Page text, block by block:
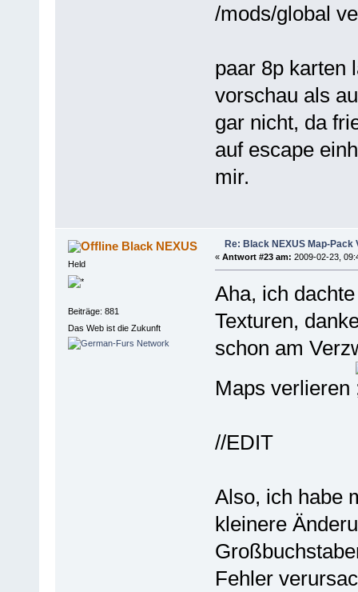
/mods/global
paar 8p karten
vorschau als
gar nicht, da
auf escape
mir.
Black NEXUS
Held
Beiträge: 881
Das Web ist die Zukunft
Re: Black NEXUS Map-Pack
« Antwort #23 am: 2009-02-23,
Aha, ich
Texturen,
schon am
Maps verlieren
//EDIT
Also, ich habe
kleinere
Fehler